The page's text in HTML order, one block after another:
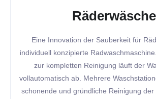
Räderwäsche
Eine Innovation der Sauberkeit für
individuell konzipierte
zur kompletten Reinigung läuft der
vollautomatisch ab. Mehrere
schonende und gründliche Reinigung der